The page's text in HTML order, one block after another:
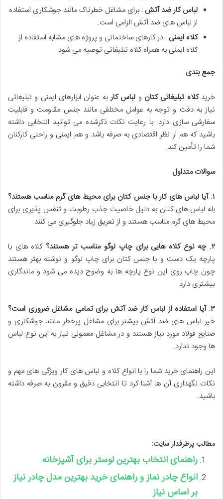
لباس کار ضد آتش : برای مشاغل خطرناک مانند جوشکاری استفاده
از لباس های ضد آتش الزامی است.
کلاه ایمنی : در کارهای ساختمانی و پروژه های مشابه استفاده از
کلاه ایمنی به همراه کلاه تبلیغاتی توصیه می شود.
جمع بندی
خریدکلاه تبلیغاتی کتان و لباس کار به عنوان ابزارهای ایمنی و تبلیغاتی
نیاز به دقت و توجه به عوامل مختلفی مانند جنس مقاومت و قابلیت
سفارشی سازی دارد. با رعایت نکات ذکرشده می توانید انتخابی داشته
باشید که هم از نظر اقتصادی به صرفه باشد و هم ایمنی و راحتی کارکنان
شما را تأمین کند.
سوالات متداول
۱.آیا لباس های کار با جنس کتان برای محیط های گرم مناسب هستند؟
بله لباس های کتان به دلیل خاصیت جذب رطوبت و تنفس پذیری برای
محیط های گرم مناسب هستند و از تعریق زیاد جلوگیری می کنند.
۲.چه نوع کلاه هایی برای چاپ لوگو مناسب تر هستند؟ کلاه های با
پارچه یک دست و با جنس کتان برای چاپ لوگو و نوشته بهتر هستند
چون چاپ روی این نوع پارچه ها به وضوح دیده می شود و ماندگاری
بیشتری دارد.
۳.آیا استفاده از لباس کار ضد آتش برای تمامی مشاغل ضروری است؟
خیر لباس های ضد آتش بیشتر برای مشاغل پرخطر مانند جوشکاری و
صنایع فولاد مورد نیاز هستند و در مشاغل معمولی نیاز به این نوع لباس
ها وجود ندارد.
این راهنمای خرید شما را با انواع کلاه و لباس های کار ویژگی های مهم و
نکات نگهداری آن ها آشنا کرد تا انتخابی دقیق و مقرون به صرفه داشته
باشید.
مطالب پرطرفدار سایت:
راهنمای انتخاب بهترین لوستر برای آشپزخانه
انواع چادر نماز و راهنمای خرید بهترین مدل چادر نیاز
بر اساس نیاز